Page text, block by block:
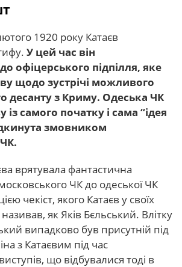
1920 року Катаєв
У цей час він
офіцерського підпілля, яке
щодо зустрічі можливого
десанту з Криму. Одеська ЧК
самого початку і сама “ідея
змовником
врятувала фантастична
ЧК до одеської ЧК
чекіст, якого Катаєв у своїх
як Яків Бєльський. Влітку
випадково був присутній під
з Катаєвим під час
що відбувалися тоді в